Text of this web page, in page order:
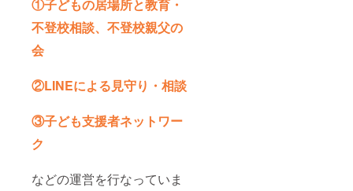
①子どもの居場所と教育・
不登校相談、不登校親父の
会
②LINEによる見守り・相談
③子ども支援者ネットワー
ク
などの運営を行なっていま